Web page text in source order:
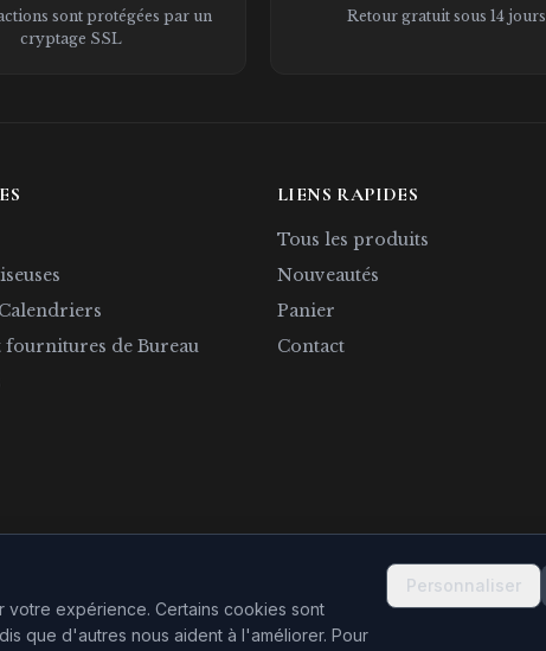
sont protégées par un
cryptage SSL
Retour gratuit sous 14 jours
fournitures de Bureau
LIENS RAPIDES
Tous les produits
Nouveautés
Panier
Contact
votre expérience. Certains cookies sont
que d'autres nous aident à l'améliorer. Pour
Personnaliser